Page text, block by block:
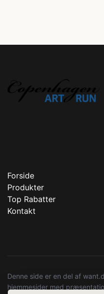
Forside
Produkter
Top Rabatter
Kontakt
Denne side er en del af
hjemmesider med